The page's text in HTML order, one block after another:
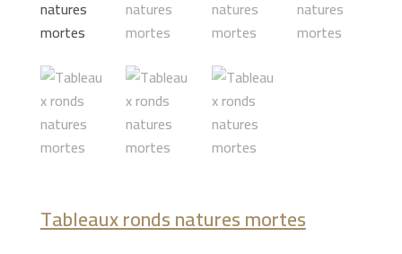
Tableaux ronds natures mortes